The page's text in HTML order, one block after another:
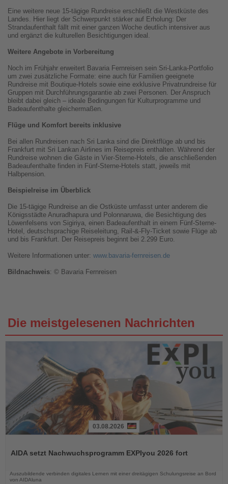
Eine weitere neue 15-tägige Rundreise erschließt die Westküste des
Landes. Hier liegt der Schwerpunkt stärker auf Erholung: Der
Strandaufenthalt fällt mit einer ganzen Woche deutlich intensiver aus
und ergänzt die kulturellen Besichtigungen ideal.
Weitere Angebote in Vorbereitung
Noch im Frühjahr erweitert Bavaria Fernreisen sein Sri-Lanka-Portfolio
um zwei zusätzliche Formate: eine auch für Familien geeignete
Rundreise mit Boutique-Hotels sowie eine exklusive Privatrundreise für
Gruppen mit Durchführungsgarantie ab zwei Personen. Der Anspruch
bleibt dabei gleich – ideale Bedingungen für Kulturprogramme und
Badeaufenthalte gleichermaßen.
Flüge und Komfort bereits inklusive
Bei allen Rundreisen nach Sri Lanka sind die Direktflüge ab und bis
Frankfurt mit Sri Lankan Airlines im Reisepreis enthalten. Während der
Rundreise wohnen die Gäste in Vier-Sterne-Hotels, die anschließenden
Badeaufenthalte finden in Fünf-Sterne-Hotels statt, jeweils mit
Halbpension.
Beispielreise im Überblick
Die 15-tägige Rundreise an die Ostküste umfasst unter anderem die
Königsstädte Anuradhapura und Polonnaruwa, die Besichtigung des
Löwenfelsens von Sigiriya, einen Badeaufenthalt in einem Fünf-Sterne-
Hotel, deutschsprachige Reiseleitung, Rail-&-Fly-Ticket sowie Flüge ab
und bis Frankfurt. Der Reisepreis beginnt bei 2.299 Euro.
Weitere Informationen unter: www.bavaria-fernreisen.de
Bildnachweis: © Bavaria Fernreisen
Die meistgelesenen Nachrichten
die
03.08.2026
AIDA setzt Nachwuchsprogramm EXPIyou 2026 fort
Auszubildende verbinden digitales Lernen mit einer dreitägigen Schulungsreise an Bord
von AIDAluna